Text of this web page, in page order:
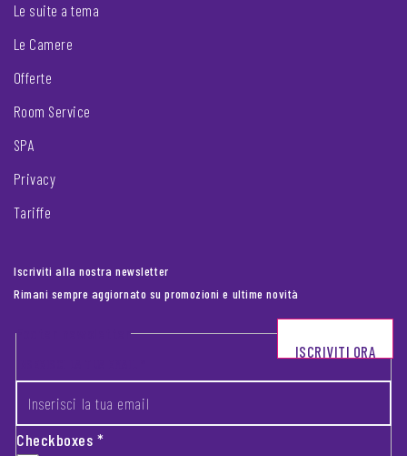
Le suite a tema
Le Camere
Offerte
Room Service
SPA
Privacy
Tariffe
Iscriviti alla nostra newsletter
Rimani sempre aggiornato su promozioni e ultime novità
Footer newsletter
Checkboxes*
ISCRIVITI ORA